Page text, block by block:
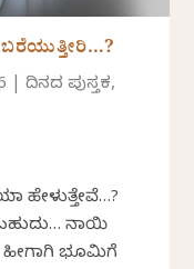
|ದಿನದ ಪುಸ್ತಕ,
ಹೇಳುತ್ತೇವೆ…?
ನಾಯಿ
ಹೀಗಾಗಿ ಭೂಮಿಗೆ